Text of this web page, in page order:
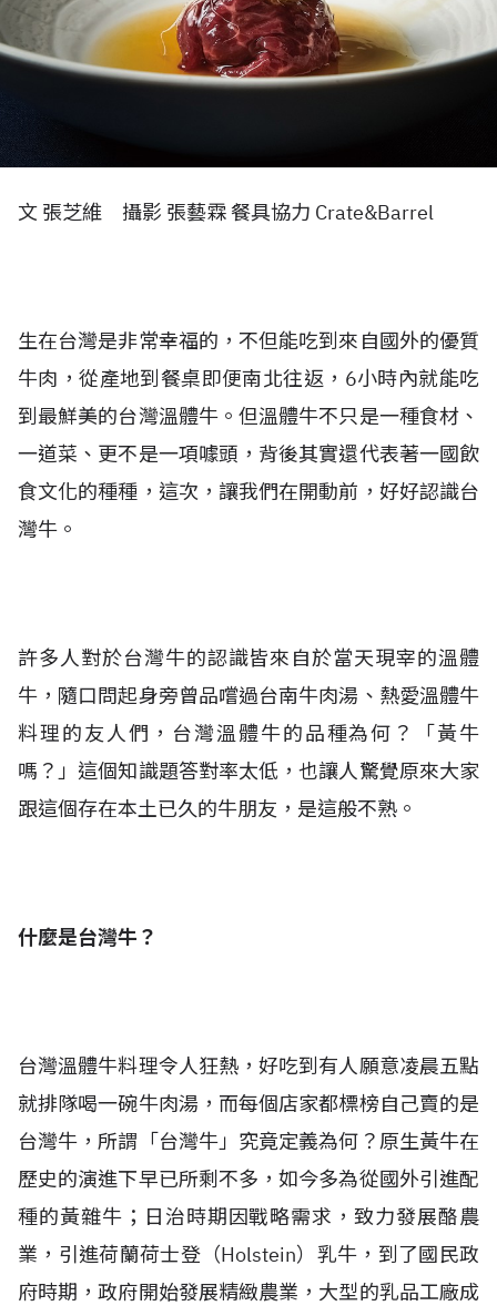
文 張芝維 攝影 張藝霖 餐具協力 Crate&Barrel
生在台灣是非常幸福的，不但能吃到來自國外的優質
牛肉，從產地到餐桌即便南北往返，6小時內就能吃
到最鮮美的台灣溫體牛。但溫體牛不只是一種食材、
一道菜、更不是一項噱頭，背後其實還代表著一國飲
食文化的種種，這次，讓我們在開動前，好好認識台
灣牛。
許多人對於台灣牛的認識皆來自於當天現宰的溫體
牛，隨口問起身旁曾品嚐過台南牛肉湯、熱愛溫體牛
料理的友人們，台灣溫體牛的品種為何？「黃牛
嗎？」這個知識題答對率太低，也讓人驚覺原來大家
跟這個存在本土已久的牛朋友，是這般不熟。
什麼是台灣牛？
台灣溫體牛料理令人狂熱，好吃到有人願意凌晨五點
就排隊喝一碗牛肉湯，而每個店家都標榜自己賣的是
台灣牛，所謂「台灣牛」究竟定義為何？原生黃牛在
歷史的演進下早已所剩不多，如今多為從國外引進配
種的黃雜牛；日治時期因戰略需求，致力發展酪農
業，引進荷蘭荷士登（Holstein）乳牛，到了國民政
府時期，政府開始發展精緻農業，大型的乳品工廠成